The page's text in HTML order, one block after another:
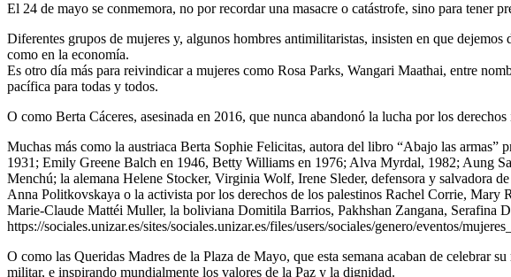
El 24 de mayo se conmemora, no por recordar una masacre o catástrofe, sino para tener
Diferentes grupos de mujeres y, algunos hombres antimilitaristas, insisten en que
como en la economía.
Es otro día más para reivindicar a mujeres como Rosa Parks, Wangari Maathai, entre
pacífica para todas y todos.
O como Berta Cáceres, asesinada en 2016, que nunca abandonó la lucha por los
Muchas más como la austriaca Berta Sophie Felicitas, autora del libro “Abajo las
1931; Emily Greene Balch en 1946, Betty Williams en 1976; Alva Myrdal, 1982; Aung
Menchú; la alemana Helene Stocker, Virginia Wolf, Irene Sleder, defensora y salvadora
Anna Politkovskaya o la activista por los derechos de los palestinos Rachel Corrie,
Marie-Claude Mattéi Muller, la boliviana Domitila Barrios, Pakhshan Zangana, Serafina
https://sociales.unizar.es/sites/sociales.unizar.es/files/users/sociales/genero/eventos/
O como las Queridas Madres de la Plaza de Mayo, que esta semana acaban de celebrar
militar, e inspirando mundialmente los valores de la Paz y la dignidad.